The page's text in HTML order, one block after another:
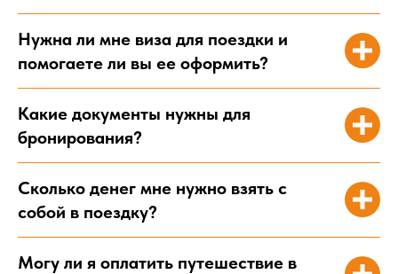
Нужна ли мне виза для поездки и
помогаете ли вы ее оформить?
Какие документы нужны для
бронирования?
Сколько денег мне нужно взять с
собой в поездку?
Могу ли я оплатить путешествие в